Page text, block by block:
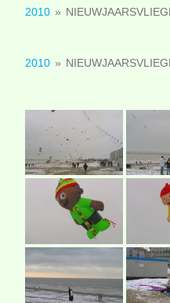
2010 »
2010 »